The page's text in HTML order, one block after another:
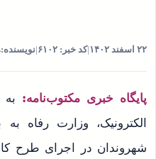
۲۲ اسفند ۱۴۰۲ |کد خبر: ۶۱۰۲ نویسنده:
پایگاه خبری مکتوب‌نامه: به
الکترونیک،‌ وزارت رفاه
شهروندان در اجرای طرح